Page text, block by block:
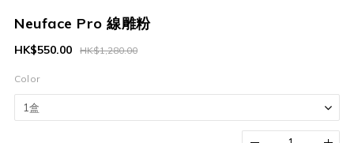
Neuface Pro 線雕粉
HK$1,280.00
HK$550.00
Color